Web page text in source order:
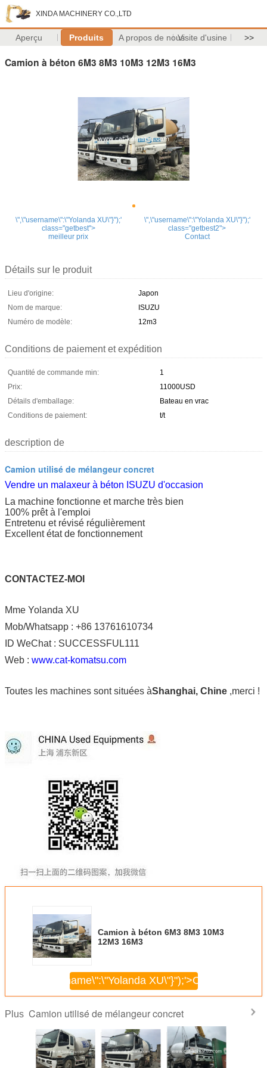
XINDA MACHINERY CO.,LTD
Aperçu Produits A propos de nousVisite d'usine >>
Camion à béton 6M3 8M3 10M3 12M3 16M3
\",\"username\":\"Yolanda XU\"}");'
class="getbest">
meilleur prix
\",\"username\":\"Yolanda XU\"}");'
class="getbest2">
Contact
Détails sur le produit
Lieu d'origine:
Japon
Nom de marque:
ISUZU
Numéro de modèle:
12m3
Conditions de paiement et expédition
Quantité de commande min:
1
Prix:
11000USD
Détails d'emballage:
Bateau en vrac
Conditions de paiement:
t/t
description de
Camion utilisé de mélangeur concret
Vendre un malaxeur à béton ISUZU d'occasion
La machine fonctionne et marche très bien
100% prêt à l'emploi
Entretenu et révisé régulièrement
Excellent état de fonctionnement
CONTACTEZ-MOI
Mme Yolanda XU
Mob/Whatsapp : +86 13761610734
ID WeChat : SUCCESSFUL111
Web : www.cat-komatsu.com
Toutes les machines sont situées àShanghai, Chine ,merci !
Camion à béton 6M3 8M3 10M3
12M3 16M3
\",\"username\":\"Yolanda XU\"}");'>Continuer
Plus Camion utilisé de mélangeur concret